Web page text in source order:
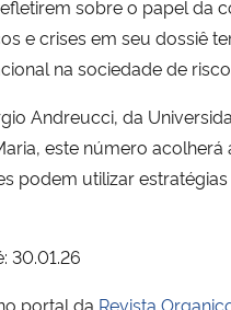
sobre o papel da
e crises em seu dossiê
na sociedade de
Andreucci, da
este número
podem utilizar
30.01.26
portal da Revista